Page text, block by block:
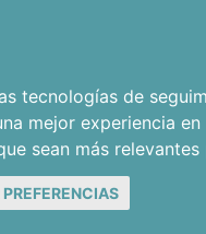
tecnologías de
mejor experiencia
sean más relevantes